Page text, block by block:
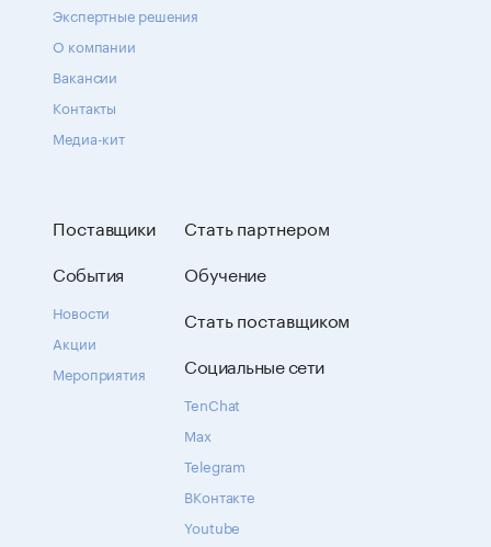
Экспертные решения
О компании
Вакансии
Контакты
Медиа-кит
Поставщики
События
Новости
Акции
Мероприятия
Стать партнером
Обучение
Стать поставщиком
Социальные сети
TenChat
Max
Telegram
ВКонтакте
Youtube